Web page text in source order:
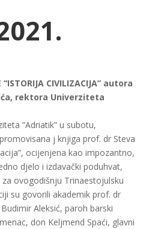
“ISTORIJA CIVILIZACIJA” autora
rektora Univerziteta
“Adriatik” u subotu,
j knjiga prof. dr Steva
ocijenjena kao impozantno,
djelo i izdavački poduhvat,
ovogodišnju Trinaestojulsku
su govorili akademik prof. dr
Aleksić, paroh barski
don Keljmend Spaći, glavni